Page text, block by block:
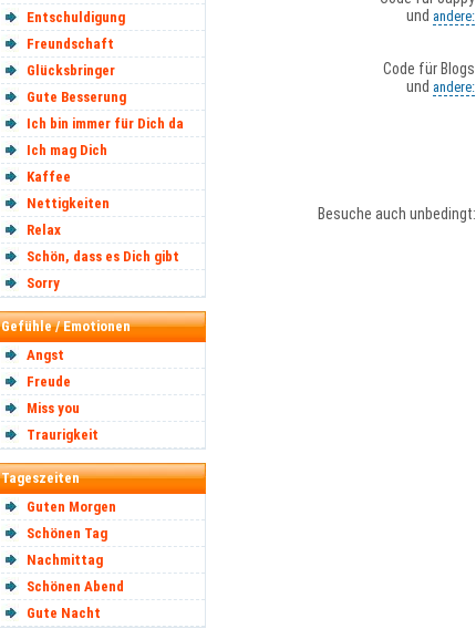
Entschuldigung
Freundschaft
Glücksbringer
Gute Besserung
Ich bin immer für Dich da
Ich mag Dich
Kaffee
Nettigkeiten
Relax
Schön, dass es Dich gibt
Sorry
Gefühle / Emotionen
Angst
Freude
Miss you
Traurigkeit
Tageszeiten
Guten Morgen
Schönen Tag
Nachmittag
Schönen Abend
Gute Nacht
und andere:
Code für Blogs
und andere:
Besuche auch unbedingt: